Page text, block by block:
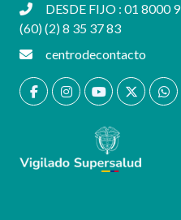
DESDE FIJO : 01 8000
(60) (2) 8 35 37 83
centrodecontacto